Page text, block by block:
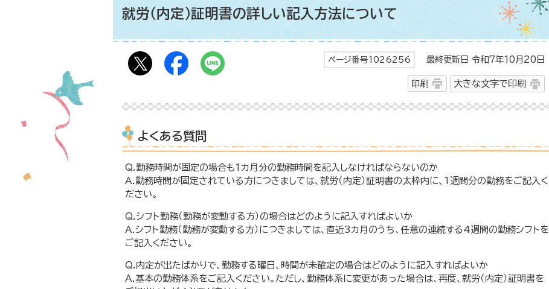
就労（内定）証明書の詳しい記入方法について
ページ番号1026256 最終更新日 令和7年10月20日
印刷 大きな文字で印刷
よくある質問
Q.勤務時間が固定の場合も1カ月分の勤務時間を記入しなければならないのか
A.勤務時間が固定されている方につきましては、就労（内定）証明書の太枠内に、1週間分の勤務をご記入く
ださい。
Q.シフト勤務（勤務が変動する方）の場合はどのように記入すればよいか
A.シフト勤務（勤務が変動する方）につきましては、直近3カ月のうち、任意の連続する4週間の勤務シフトを
ご記入ください。
Q.内定が出たばかりで、勤務する曜日、時間が未確定の場合はどのように記入すればよいか
A.基本の勤務体系をご記入ください。ただし、勤務体系に変更があった場合は、再度、就労（内定）証明書を